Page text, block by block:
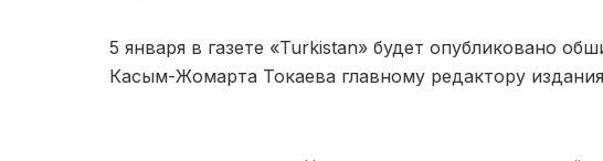
5 января в газете «Turkistan» будет опубликовано
Касым-Жомарта Токаева главному редактору